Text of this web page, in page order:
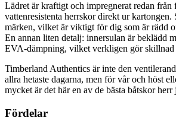
Lädret är kraftigt och impregnerat redan från
vattenresistenta herrskor direkt ur kartongen.
märken, vilket är viktigt för dig som är rädd
En annan liten detalj: innersulan är beklädd
EVA-dämpning, vilket verkligen gör skillnad
Timberland Authentics är inte den
allra hetaste dagarna, men för vår och höst
mycket är det här en av de bästa båtskor herr
Fördelar